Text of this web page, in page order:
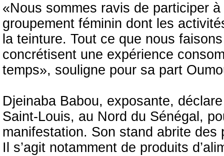
«Nous sommes ravis de participer
groupement féminin dont les
la teinture. Tout ce que nous
concrétisent une expérience
temps», souligne pour sa part
Djeinaba Babou, exposante,
Saint-Louis, au Nord du Sénégal,
manifestation. Son stand abrite
Il s’agit notamment de produits